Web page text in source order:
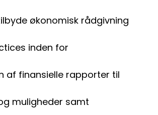
økonomisk rådgivning
inden for
af finansielle rapporter til
muligheder samt